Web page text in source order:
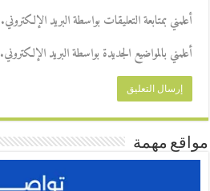
أعلمني بمتابعة التعليقات بواسطة البريد الإلكتروني.
أعلمني بالمواضيع الجديدة بواسطة البريد الإلكتروني.
مواقع مهمة